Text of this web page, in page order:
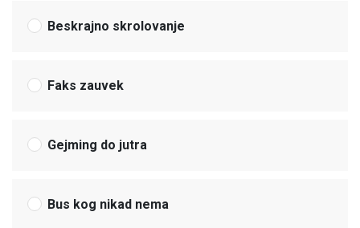
Beskrajno skrolovanje
Faks zauvek
Gejming do jutra
Bus kog nikad nema